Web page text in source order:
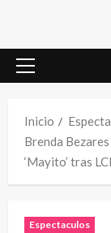
Menú
Inicio
Brenda
‘Mayito’ tras
Espectaculos